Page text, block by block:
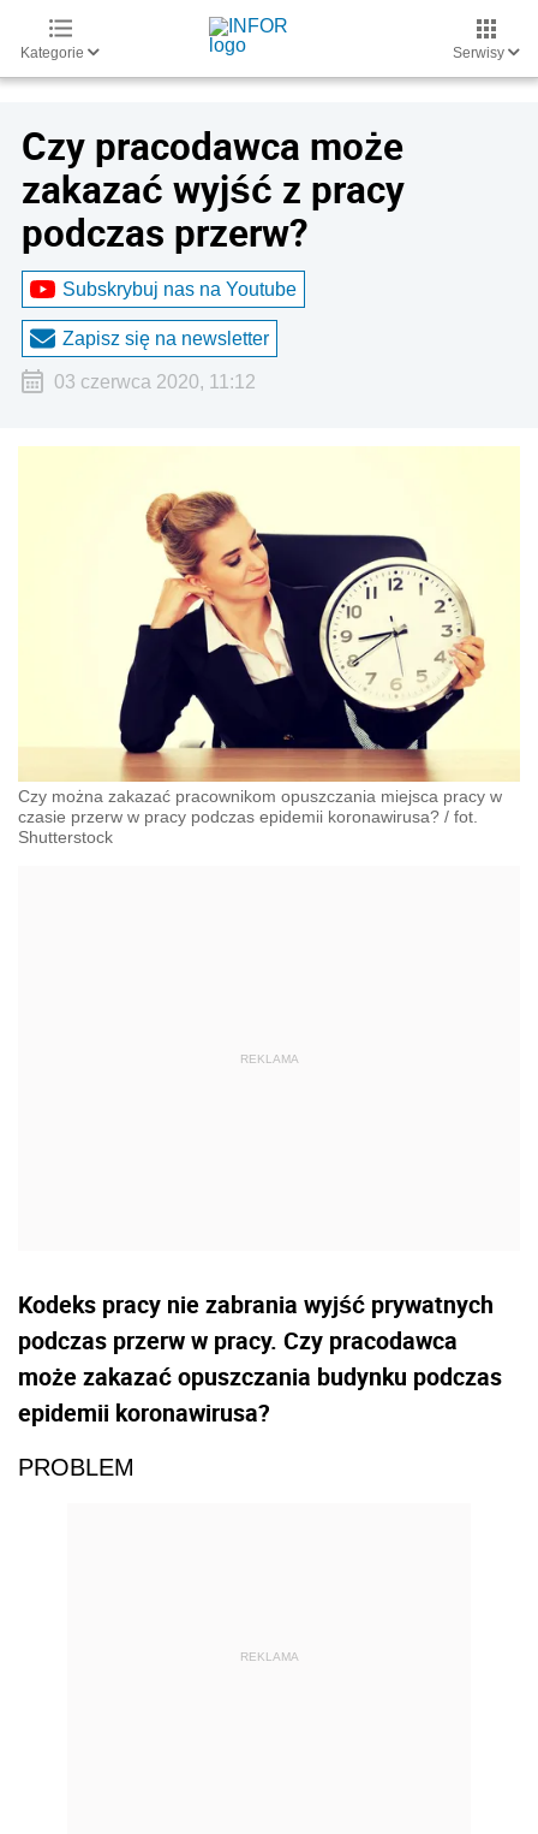
Kategorie Serwisy
Czy pracodawca może
zakazać wyjść z pracy
podczas przerw?
Subskrybuj nas na Youtube
Zapisz się na newsletter
03 czerwca 2020, 11:12
Czy można zakazać pracownikom opuszczania miejsca pracy w
czasie przerw w pracy podczas epidemii koronawirusa? / fot.
Shutterstock
Kodeks pracy nie zabrania wyjść prywatnych
podczas przerw w pracy. Czy pracodawca
może zakazać opuszczania budynku podczas
epidemii koronawirusa?
PROBLEM
REKLAMA